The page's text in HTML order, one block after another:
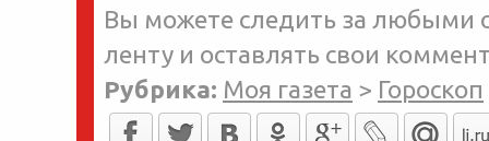
Вы можете следить за любыми
ленту и оставлять свои
Рубрика: Моя газета > Гороскоп